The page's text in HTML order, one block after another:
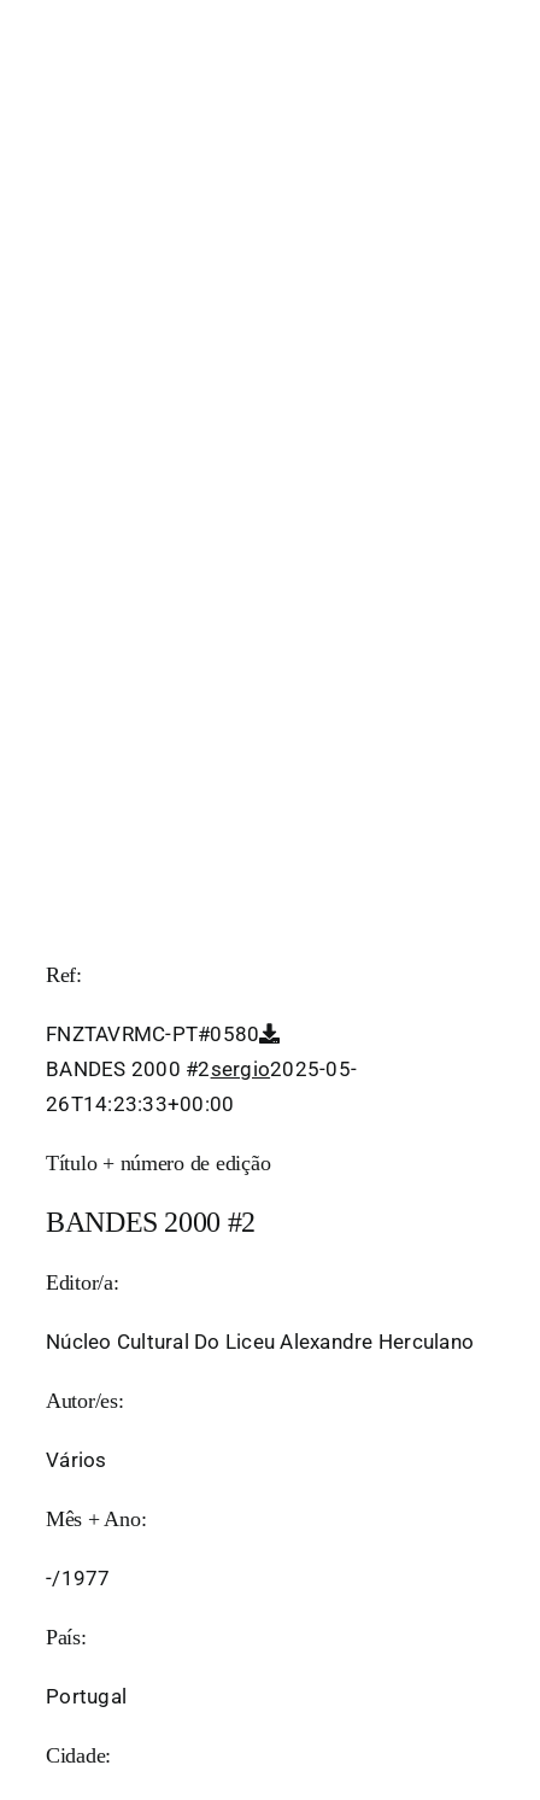
Ref:
FNZTAVRMC-PT#0580
BANDES 2000 #2sergio2025-05-
26T14:23:33+00:00
Título + número de edição
BANDES 2000 #2
Editor/a:
Núcleo Cultural Do Liceu Alexandre Herculano
Autor/es:
Vários
Mês + Ano:
-/1977
País:
Portugal
Cidade: